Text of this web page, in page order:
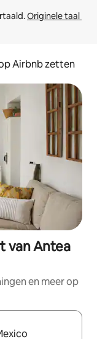
Originele taal
Airbnb zetten
van Antea
en meer op
maak je een keuze